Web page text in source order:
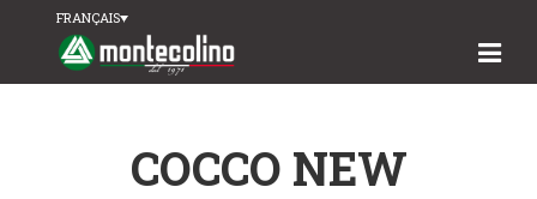
FRANÇAIS
COCCO NEW